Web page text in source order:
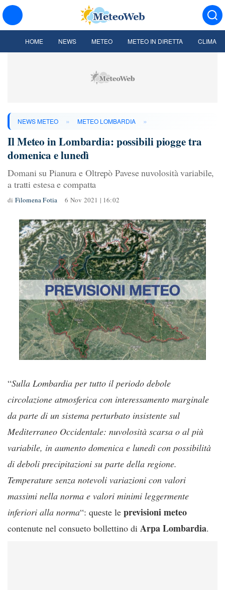
HOME NEWS METEO METEO IN DIRETTA CLIMA
NEWS METEO » METEO LOMBARDIA »
Il Meteo in Lombardia: possibili piogge tra
domenica e lunedì
Domani su Pianura e Oltrepò Pavese nuvolosità variabile,
a tratti estesa e compatta
di Filomena Fotia 6 Nov 2021 | 16:02
“Sulla Lombardia per tutto il periodo debole
circolazione atmosferica con interessamento marginale
da parte di un sistema perturbato insistente sul
Mediterraneo Occidentale: nuvolosità scarsa o al più
variabile, in aumento domenica e lunedì con possibilità
di deboli precipitazioni su parte della regione.
Temperature senza notevoli variazioni con valori
massimi nella norma e valori minimi leggermente
inferiori alla norma“: queste le previsionimeteo
contenute nel consueto bollettino di Arpa Lombardia.